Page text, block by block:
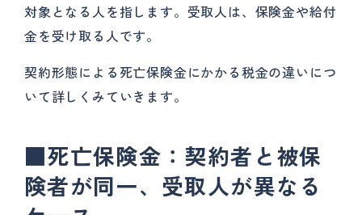
対象となる人を指します。受取人は、保険金や給付
金を受け取る人です。
契約形態による死亡保険金にかかる税金の違いにつ
いて詳しくみていきます。
■死亡保険金：契約者と被保
険者が同一、受取人が異なる